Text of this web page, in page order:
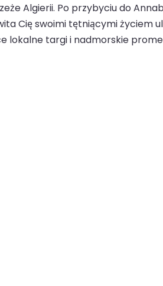
Algierii. Po przybyciu do
Cię swoimi tętniącymi życiem
lokalne targi i nadmorskie